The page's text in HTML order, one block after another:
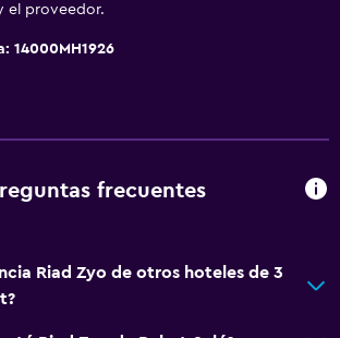
el proveedor.
14000MH1926
frecuentes
Riad Zyo de otros hoteles de 3